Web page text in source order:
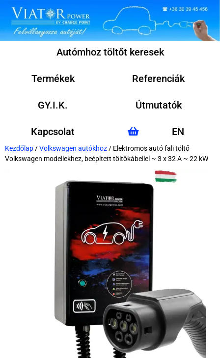
Autómhoz töltőt keresek
Termékek Referenciák
GY.I.K. Útmutatók
Kapcsolat EN
Kezdőlap /Volkswagen autókhoz / Elektromos autó fali töltő
Volkswagen modellekhez, beépített töltőkábellel ~ 3 x 32 A ~ 22 kW